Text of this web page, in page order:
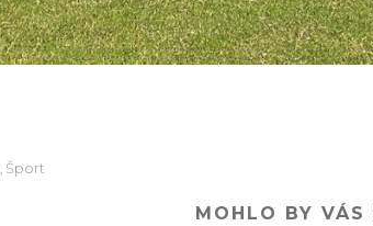
Šport
MOHLO BY